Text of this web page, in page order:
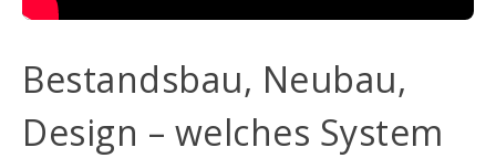
Bestandsbau, Neubau,
Design – welches System